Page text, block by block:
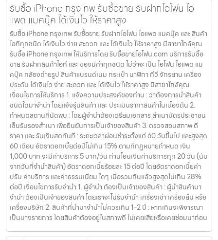
รับซื้อ iPhone กรุงเทพ รับซื้อขาย รับฝากไอโฟน ไอ
แพด แมคบุ๊ค ได้เงินไว ให้ราคาสูง
รับซื้อ iPhone กรุงเทพ รับซื้อขาย รับฝากไอโฟน ไอแพด แมคบุ๊ค และ สินค้า
ไอทีทุกชนิด ได้เงินไว ง่าย สะดวก และ ได้เงินไว ให้ราคาสูง มีสาขาใกล้คุณ
รับซื้อ iPhone กรุงเทพ ให้บริการโดย รับซื้อขายไอโฟน.com บริการรับซื้อ
ขาย รับฝากสินค้าไอที และ ของมีค่าทุกชนิด ไม่ว่าจะเป็น ไอโฟน ไอแพด แม
คบุ๊ค กล้องถ่ายรูป สินค้าแบรนด์เนม กระเป๋า นาฬิกา ทีวี จักรยาน เครื่อง
ประดับ ได้เงินไว ง่าย สะดวก และ ได้เงินไว ให้ราคาสูง มีสาขาใกล้คุณ
เงื่อนไขการให้บริการ 1. แจ้งความประสงค์ของท่าน : ว่าต้องการนำสินค้า
ชนิดใดมาจำนำ โดยแจ้งรุ่นสินค้า และ ประเมินราคาสินค้าในเบื้องต้น 2.
กำหนดสถานที่นัดพบ : โดยผู้จำนำต้องเตรียมเอกสาร สำเนาบัตรประชาชน
เซ็นรับรองสำเนา เพื่อยืนยันการเป็นเจ้าของสินค้า 3. ตรวจสอบสภาพ ตี
ราคา และ รับเงินสดทันที : ระยะเวลาผ่อนชำระตั้งแต่ 60 วันขึ้นไป และสูงสุด
60 เดือน อัตราดอกเบี้ยต่อปีไม่เกิน 15% ตามที่กฏหมายกำหนด เงิน
1,000 บาท จะมีค่าบริการ 5 บาท/วัน ท่านโอนเงินค่าบริการทุก 20 วัน (นับ
จากวันที่จำนำสินค้า) อัตราดอกเบี้ยร้อยละ 15 ต่อปี โดยอัตราดอกเบี้ยค่า
ปรับ ค่าบริการ และค่าธรรมเนียม ใดๆ เมื่อรวมกันแล้วสูงสุดไม่เกิน 28%
ต่อปี เงื่อนไขการรับจำนำ 1. ผู้จำนำ ต้องเป็นเจ้าของสินค้า : ผู้นำสินค้ามา
จำนำ ต้องเป็นเจ้าของสินค้า โดยเราจะไม่รับจำนำ เครื่องเช่า เครื่องยืม หรือ
เครื่องบริษัท 2. สินค้าที่นำมาจำนำไม่ควรเกิน 1-2 ปี : หากเกินจะพิจารณา
เป็นบางรายการ โดยสินค้าต้องอยู่ในสภาพดี ไม่เคยเสียหรือเคยซ่อมมาก่อน